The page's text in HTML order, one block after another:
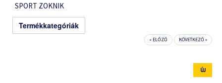
SPORT ZOKNIK
Termékkategóriák
« ELŐZŐ KÖVETKEZŐ »
ÚJ